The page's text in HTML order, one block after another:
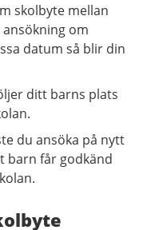
skolbyte mellan
om
datum så blir din
ditt barns plats
du ansöka på nytt
barn får godkänd